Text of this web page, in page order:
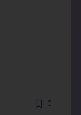
0